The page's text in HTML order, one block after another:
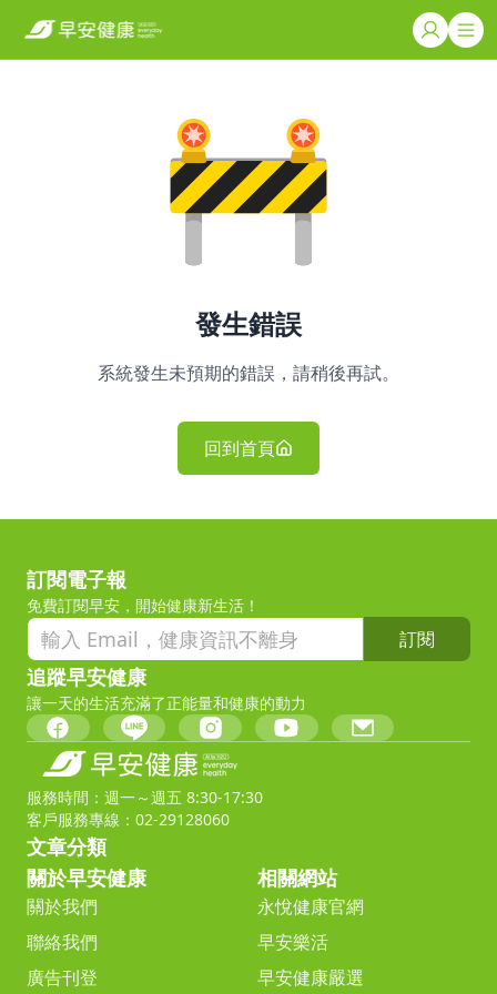
發生錯誤
系統發生未預期的錯誤，請稍後再試。
回到首頁
訂閱電子報
免費訂閱早安，開始健康新生活！
訂閱
追蹤早安健康
讓一天的生活充滿了正能量和健康的動力
服務時間：週一～週五 8:30-17:30
客戶服務專線：02-29128060
文章分類
關於早安健康
關於我們
聯絡我們
廣告刊登
相關網站
永悅健康官網
早安樂活
早安健康嚴選